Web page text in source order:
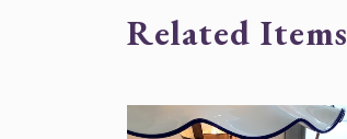
Related Items